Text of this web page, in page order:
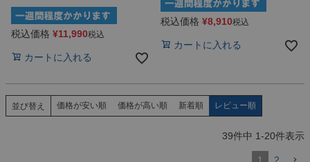
税込価格 ¥11,990税込
カートに入れる
税込価格 ¥8,910税込
カートに入れる
並び替え 価格が安い順 価格が高い順 新着順 レビュー順
39件中 1-20件表示